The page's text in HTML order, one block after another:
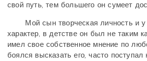
свой путь, тем большего он сумеет
Мой сын творческая личность и у
характер, в детстве он был не таким
имел свое собственное мнение по
боялся высказать его, часто